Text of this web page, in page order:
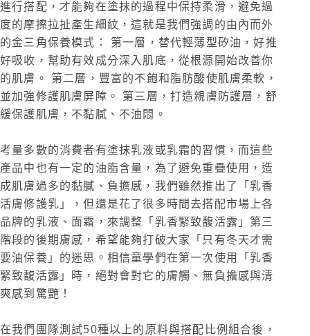
進行搭配，才能夠在塗抹的過程中保持柔滑，避免過
度的摩擦拉扯產生細紋，這就是我們強調的由內而外
的金三角保養模式： 第一層，替代輕薄型矽油，好推
好吸收，幫助有效成分深入肌底，從根源開始改善你
的肌膚。 第二層，豐富的不飽和脂肪酸使肌膚柔軟，
並加強修護肌膚屏障。 第三層，打造親膚防護層，舒
緩保護肌膚，不黏膩、不油悶。
考量多數的消費者有塗抹乳液或乳霜的習慣，而這些
產品中也有一定的油脂含量，為了避免重疊使用，造
成肌膚過多的黏膩、負擔感，我們雖然推出了「乳香
活膚修護乳」，但還是花了很多時間去搭配市場上各
品牌的乳液、面霜，來調整「乳香緊致馥活露」第三
階段的後期膚感，希望能夠打破大家「只有冬天才需
要油保養」的迷思。相信童學們在第一次使用「乳香
緊致馥活露」時，絕對會對它的膚觸、無負擔感與清
爽感到驚艷！
在我們團隊測試50種以上的原料與搭配比例組合後，